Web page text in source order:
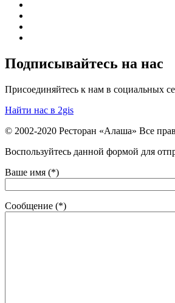
Подписывайтесь на нас
Присоединяйтесь к нам в социальных
Найти нас в 2gis
© 2002-2020 Ресторан «Алаша» Все
Воспользуйтесь данной формой для
Ваше имя (*)
Сообщение (*)